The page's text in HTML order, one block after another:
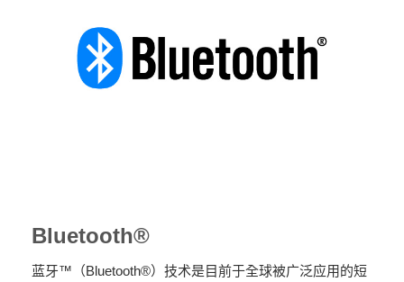
Bluetooth®
蓝牙™（Bluetooth®）技术是目前于全球被广泛应用的短